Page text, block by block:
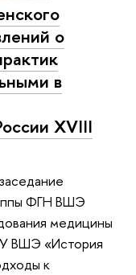
о
в
XVIII
ФГН ВШЭ
медицины
ВШЭ «История
к